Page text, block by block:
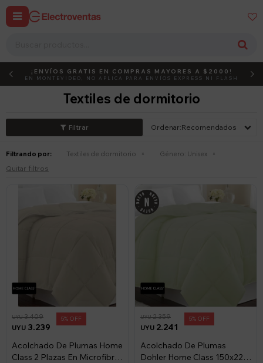
 
DEBUT ACTIVÁ EL CÓDIGO
¡ENVÍOS GRATIS EN COMPRAS MAYORES A $2000!
EN MONTEVIDEO, NO APLICA PARA ENVÍOS EXPRESS NI FLASH
Textiles de dormitorio
Recomendados
Filtrando por: Textiles de dormitorio Género: Unisex
Quitar filtros
UYU 3.239
UYU3.409 5
Acolchado De Plumas Home
Class 2 Plazas En Microfibra
UYU 2.241
UYU2.359 5
Acolchado De Plumas
Dohler Home Class 150x220